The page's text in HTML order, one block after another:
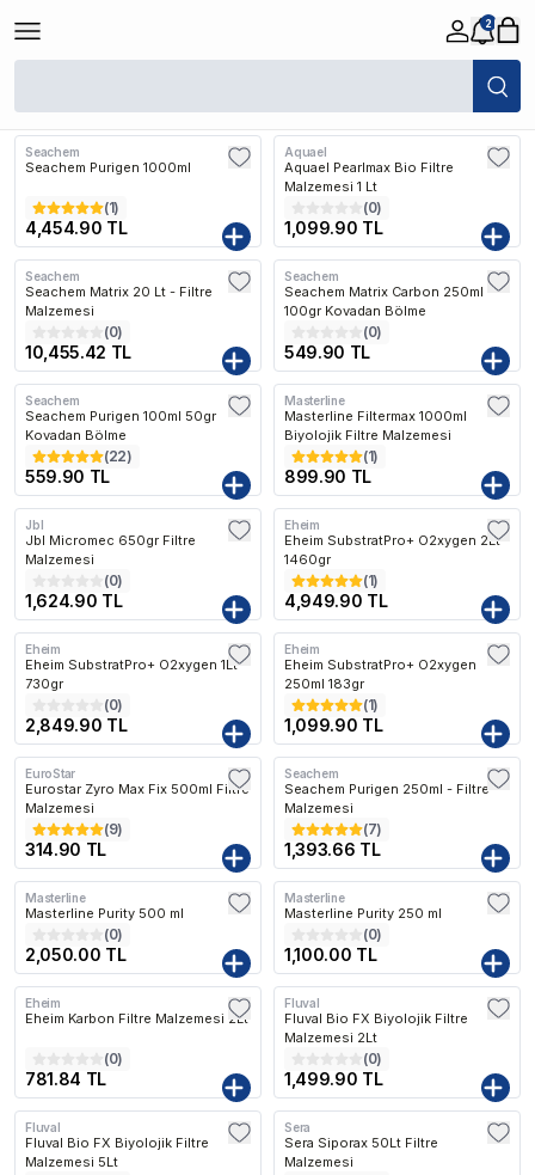
2
/ Akvaryum Biyolojik Filtre
Kargo Bedava
Seachem
Seachem Purigen 1000ml
(1)
4,454.90 TL
Kargo Bedava
Aquael
Aquael Pearlmax Bio Filtre
Malzemesi 1 Lt
(0)
1,099.90 TL
Seachem
Seachem Matrix 20 Lt - Filtre
Malzemesi
(0)
10,455.42 TL
Seachem
Seachem Matrix Carbon 250ml
100gr Kovadan Bölme
(0)
549.90 TL
Seachem
Seachem Purigen 100ml 50gr
Kovadan Bölme
(22)
559.90 TL
Masterline
Masterline Filtermax 1000ml
Biyolojik Filtre Malzemesi
(1)
899.90 TL
Jbl
Jbl Micromec 650gr Filtre
Malzemesi
(0)
1,624.90 TL
Kargo Bedava
Eheim
Eheim SubstratPro+ O2xygen 2Lt
1460gr
(1)
4,949.90 TL
Kargo Bedava
Eheim
Eheim SubstratPro+ O2xygen 1Lt
730gr
(0)
2,849.90 TL
Kargo Bedava
Eheim
Eheim SubstratPro+ O2xygen
250ml 183gr
(1)
1,099.90 TL
EuroStar
Eurostar Zyro Max Fix 500ml Filtre
Malzemesi
(9)
314.90 TL
Kargo Bedava
Seachem
Seachem Purigen 250ml - Filtre
Malzemesi
(7)
1,393.66 TL
Kargo Bedava
Masterline
Masterline Purity 500 ml
(0)
2,050.00 TL
Kargo Bedava
Masterline
Masterline Purity 250 ml
(0)
1,100.00 TL
Eheim
Eheim Karbon Filtre Malzemesi 2Lt
(0)
781.84 TL
Kargo Bedava
Fluval
Fluval Bio FX Biyolojik Filtre
Malzemesi 2Lt
(0)
1,499.90 TL
Kargo Bedava
Fluval
Fluval Bio FX Biyolojik Filtre
Malzemesi 5Lt
Kargo Bedava
Sera
Sera Siporax 50Lt Filtre
Malzemesi